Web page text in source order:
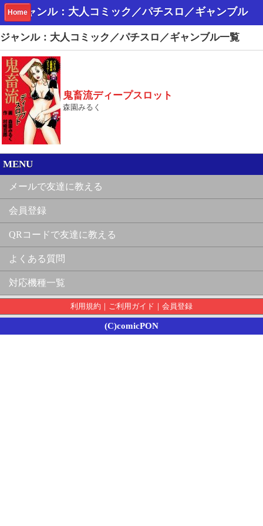
ジャンル：大人コミック／パチスロ／ギャンブル
Home
ジャンル：大人コミック／パチスロ／ギャンブル一覧
鬼畜流ディープスロット
森園みるく
MENU
メールで友達に教える
会員登録
QRコードで友達に教える
よくある質問
対応機種一覧
利用規約 ｜ ご利用ガイド ｜ 会員登録
(C)comicPON